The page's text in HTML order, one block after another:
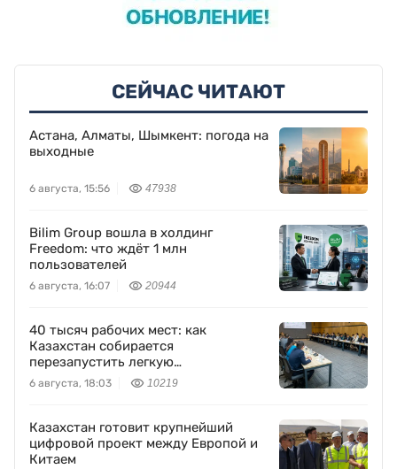
СЕЙЧАС ЧИТАЮТ
Астана, Алматы, Шымкент: погода на
выходные
6 августа, 15:56 47938
Bilim Group вошла в холдинг
Freedom: что ждёт 1 млн
пользователей
6 августа, 16:07 20944
40 тысяч рабочих мест: как
Казахстан собирается
перезапустить легкую
промышленность
6 августа, 18:03 10219
Казахстан готовит крупнейший
цифровой проект между Европой и
Китаем